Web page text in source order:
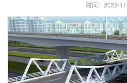
时间：2023-